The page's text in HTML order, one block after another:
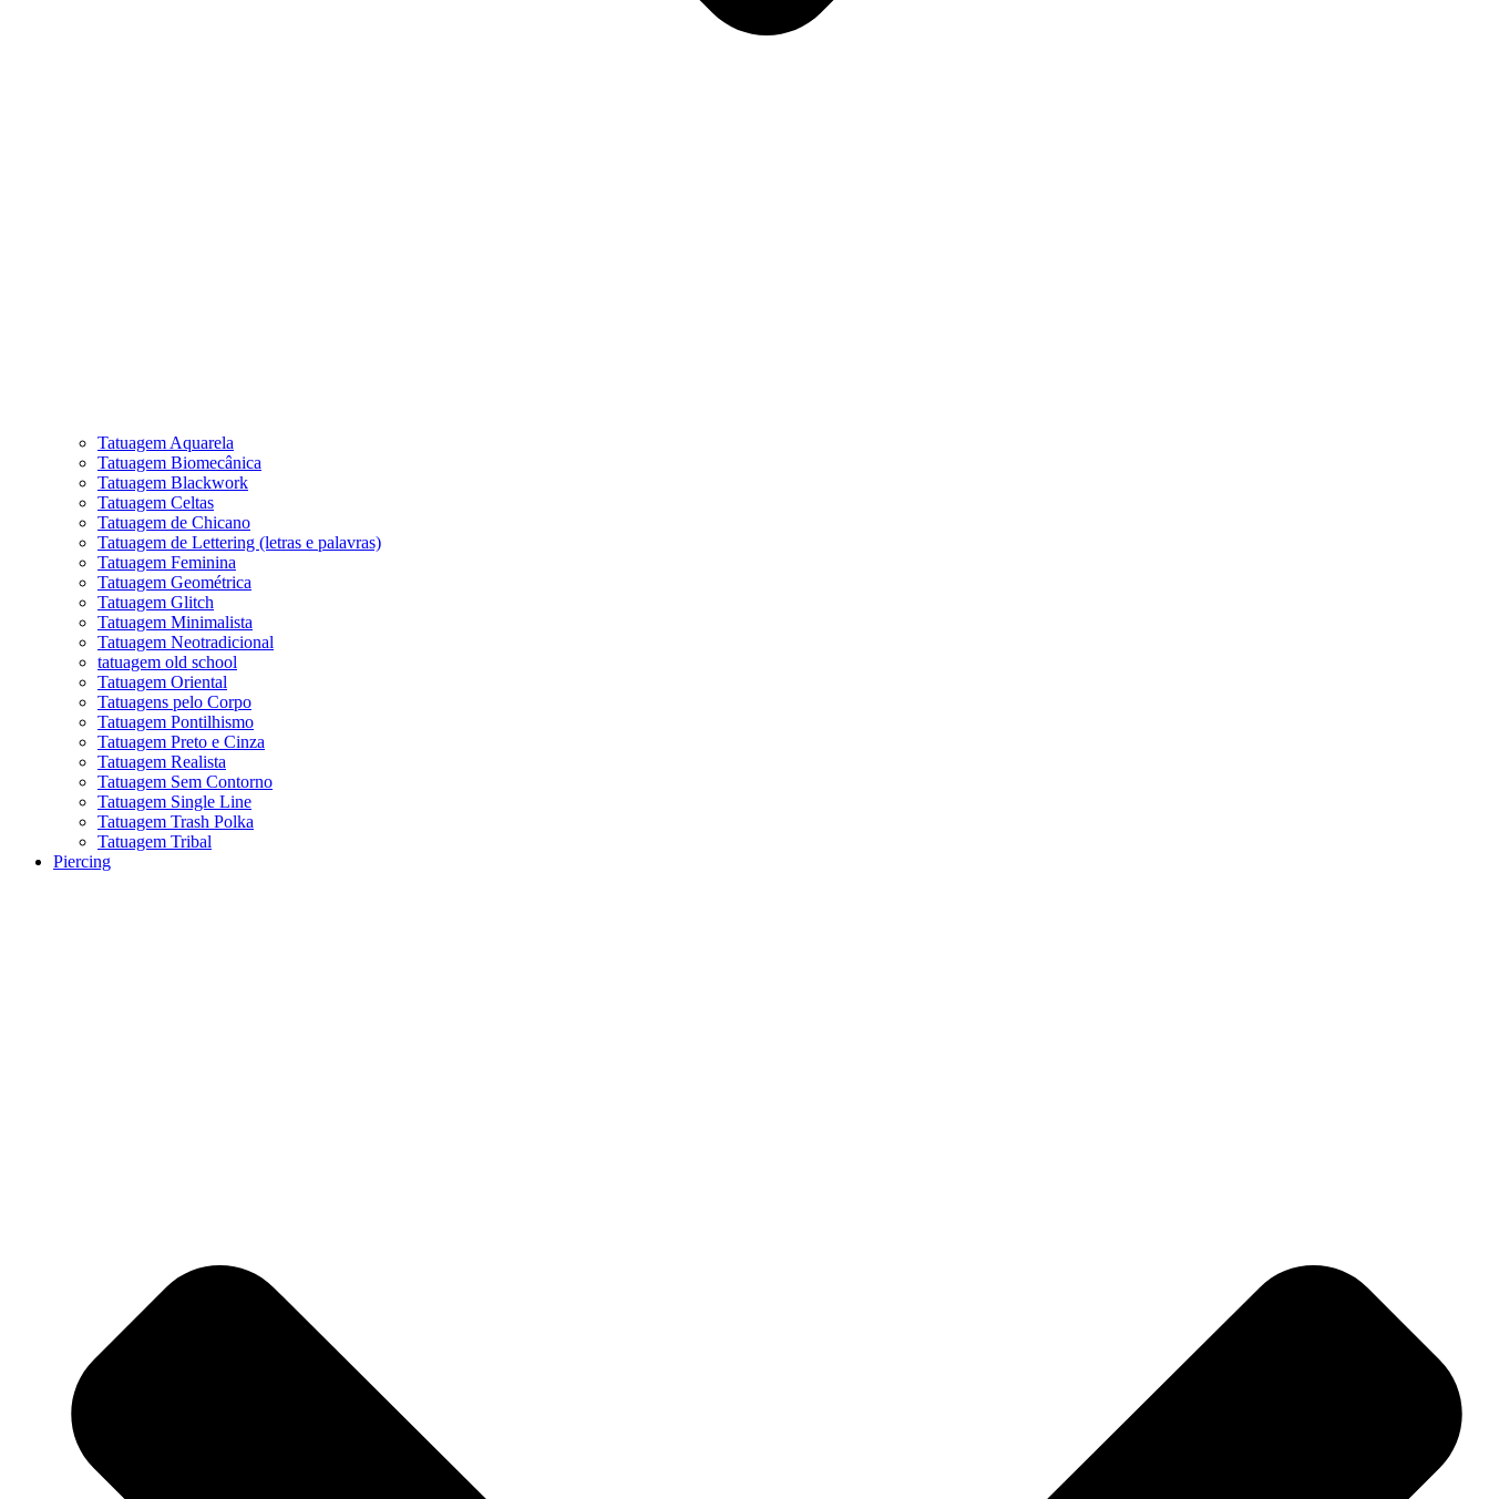
Tatuagem Aquarela
Tatuagem Biomecânica
Tatuagem Blackwork
Tatuagem Celtas
Tatuagem de Chicano
Tatuagem de Lettering (letras e palavras)
Tatuagem Feminina
Tatuagem Geométrica
Tatuagem Glitch
Tatuagem Minimalista
Tatuagem Neotradicional
tatuagem old school
Tatuagem Oriental
Tatuagens pelo Corpo
Tatuagem Pontilhismo
Tatuagem Preto e Cinza
Tatuagem Realista
Tatuagem Sem Contorno
Tatuagem Single Line
Tatuagem Trash Polka
Tatuagem Tribal
Piercing